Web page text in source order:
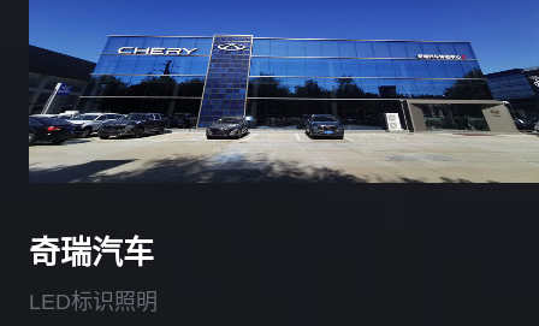
奇瑞汽车
LED标识照明